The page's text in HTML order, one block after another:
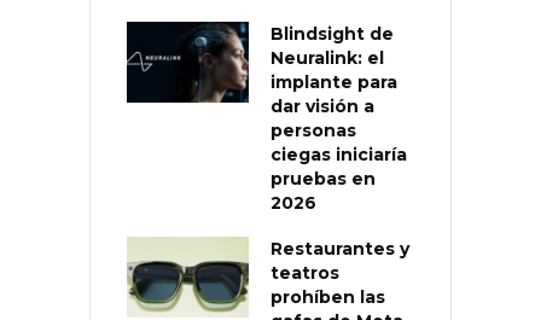
Blindsight de
Neuralink: el
implante para
dar visión a
personas
ciegas iniciaría
pruebas en
2026
Restaurantes y
teatros
prohíben las